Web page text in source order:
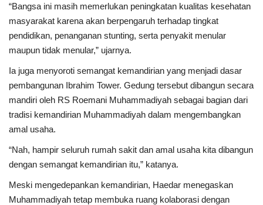
“Bangsa ini masih memerlukan peningkatan kualitas kesehatan
masyarakat karena akan berpengaruh terhadap tingkat
pendidikan, penanganan stunting, serta penyakit menular
maupun tidak menular,” ujarnya.
Ia juga menyoroti semangat kemandirian yang menjadi dasar
pembangunan Ibrahim Tower. Gedung tersebut dibangun secara
mandiri oleh RS Roemani Muhammadiyah sebagai bagian dari
tradisi kemandirian Muhammadiyah dalam mengembangkan
amal usaha.
“Nah, hampir seluruh rumah sakit dan amal usaha kita dibangun
dengan semangat kemandirian itu,” katanya.
Meski mengedepankan kemandirian, Haedar menegaskan
Muhammadiyah tetap membuka ruang kolaborasi dengan